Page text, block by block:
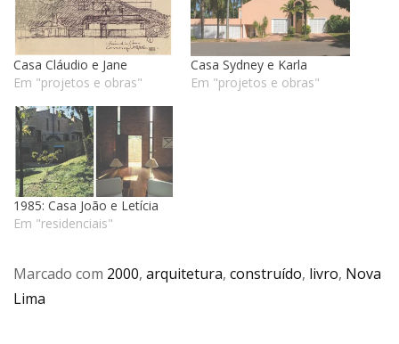
Casa Cláudio e Jane
Em "projetos e obras"
Casa Sydney e Karla
Em "projetos e obras"
1985: Casa João e Letícia
Em "residenciais"
Marcado com 2000, arquitetura, construído, livro, Nova
Lima